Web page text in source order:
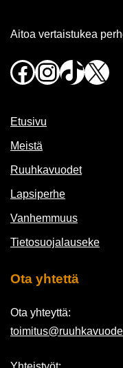
Aitoa vertaistukea
Facebook
Instagram
TikTok
X
Etusivu
Meistä
Ruuhkavuodet
Lapsiperhe
Vanhemmuus
Tietosuojalauseke
Ota yhtettä
Ota yhteyttä: